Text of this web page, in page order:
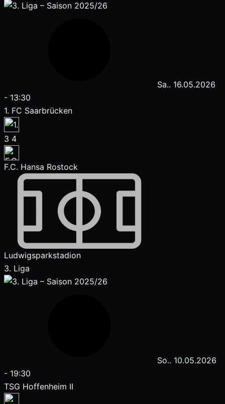
Sa.. 16.05.2026
- 13:30
1. FC Saarbrücken
3 4
F.C. Hansa Rostock
Ludwigsparkstadion
3. Liga
So.. 10.05.2026
- 19:30
TSG Hoffenheim II